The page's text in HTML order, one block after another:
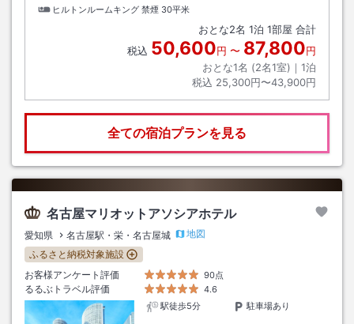
ヒルトンルームキング 禁煙 30平米
おとな2名 1泊 1部屋 合計
税込 50,600円 〜 87,800円
おとな1名 (2名1室)｜ 1泊
税込 25,300円〜43,900円
全ての宿泊プランを見る
名古屋マリオットアソシアホテル
愛知県 名古屋駅・栄・名古屋城
地図
ふるさと納税対象施設
お客様アンケート評価
90点
るるぶトラベル評価
4.6
駅徒歩5分
駐車場あり